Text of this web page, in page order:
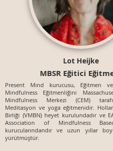
Lot Heijke
MBSR Eğitici
Present Mind kurucusu, Eğitmen
Mindfulness Eğitmenliğini
Mindfulness Merkezi (CEM)
Meditasyon ve yoga eğitmenidir.
Birliği (VMBN) heyet kurulundadır ve
Association of Mindfulness
kurucularındandır ve uzun yıllar
yürütmüştür.